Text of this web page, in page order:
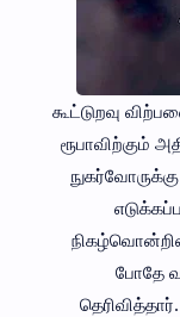
கூட்டுறவு
ரூபாவிற்கும்
போதே